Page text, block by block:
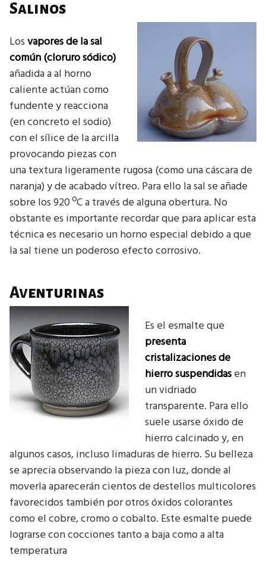
Salinos
Losvapores de la sal
común (cloruro sódico)
añadida a al horno
caliente actúan como
fundente y reacciona
(en concreto el sodio)
con el sílice de la arcilla
provocando piezas con
una textura ligeramente rugosa (como una cáscara de
naranja) y de acabado vítreo. Para ello la sal se añade
sobre los 920 ºC a través de alguna obertura. No
obstante es importante recordar que para aplicar esta
técnica es necesario un horno especial debido a que
la sal tiene un poderoso efecto corrosivo.
Aventurinas
Es el esmalte que
presenta
cristalizaciones de
hierro suspendidasen
un vidriado
transparente. Para ello
suele usarse óxido de
hierro calcinado y, en
algunos casos, incluso limaduras de hierro. Su belleza
se aprecia observando la pieza con luz, donde al
moverla aparecerán cientos de destellos multicolores
favorecidos también por otros óxidos colorantes
como el cobre, cromo o cobalto. Este esmalte puede
lograrse con cocciones tanto a baja como a alta
temperatura